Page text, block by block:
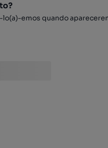
emos quando